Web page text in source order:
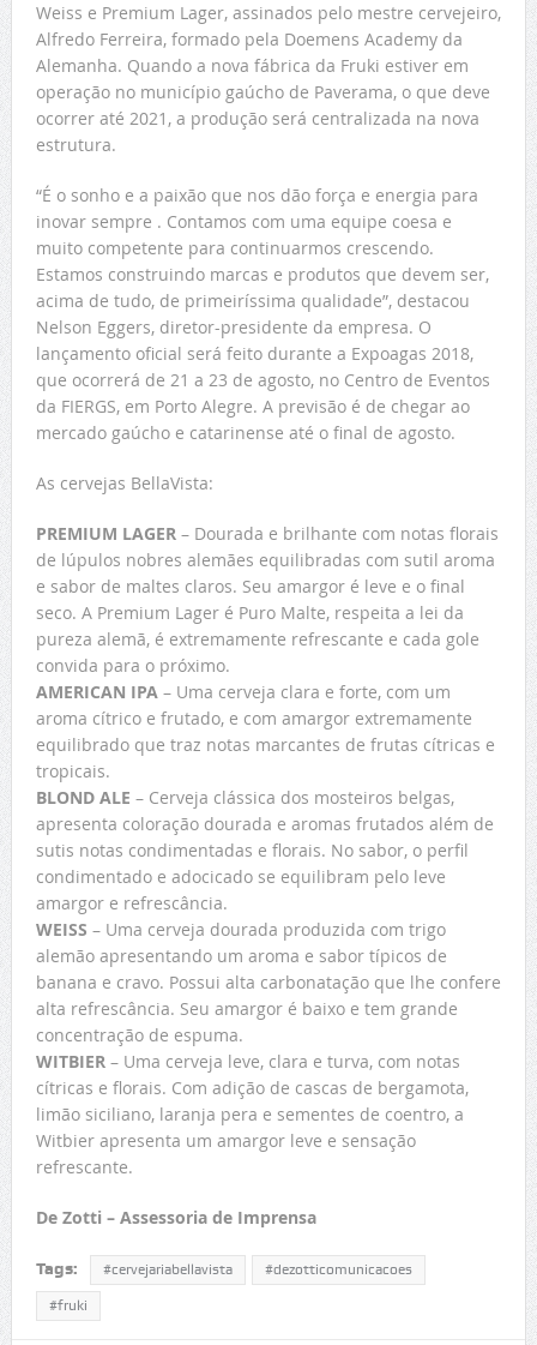
Weiss e Premium Lager, assinados pelo mestre cervejeiro,
Alfredo Ferreira, formado pela Doemens Academy da
Alemanha. Quando a nova fábrica da Fruki estiver em
operação no município gaúcho de Paverama, o que deve
ocorrer até 2021, a produção será centralizada na nova
estrutura.
“É o sonho e a paixão que nos dão força e energia para
inovar sempre . Contamos com uma equipe coesa e
muito competente para continuarmos crescendo.
Estamos construindo marcas e produtos que devem ser,
acima de tudo, de primeiríssima qualidade”, destacou
Nelson Eggers, diretor-presidente da empresa. O
lançamento oficial será feito durante a Expoagas 2018,
que ocorrerá de 21 a 23 de agosto, no Centro de Eventos
da FIERGS, em Porto Alegre. A previsão é de chegar ao
mercado gaúcho e catarinense até o final de agosto.
As cervejas BellaVista:
PREMIUM LAGER– Dourada e brilhante com notas florais
de lúpulos nobres alemães equilibradas com sutil aroma
e sabor de maltes claros. Seu amargor é leve e o final
seco. A Premium Lager é Puro Malte, respeita a lei da
pureza alemã, é extremamente refrescante e cada gole
convida para o próximo.
AMERICAN IPA– Uma cerveja clara e forte, com um
aroma cítrico e frutado, e com amargor extremamente
equilibrado que traz notas marcantes de frutas cítricas e
tropicais.
BLOND ALE – Cerveja clássica dos mosteiros belgas,
apresenta coloração dourada e aromas frutados além de
sutis notas condimentadas e florais. No sabor, o perfil
condimentado e adocicado se equilibram pelo leve
amargor e refrescância.
WEISS – Uma cerveja dourada produzida com trigo
alemão apresentando um aroma e sabor típicos de
banana e cravo. Possui alta carbonatação que lhe confere
alta refrescância. Seu amargor é baixo e tem grande
concentração de espuma.
WITBIER– Uma cerveja leve, clara e turva, com notas
cítricas e florais. Com adição de cascas de bergamota,
limão siciliano, laranja pera e sementes de coentro, a
Witbier apresenta um amargor leve e sensação
refrescante.
De Zotti – Assessoria de Imprensa
Tags: #cervejariabellavista #dezotticomunicacoes
#fruki